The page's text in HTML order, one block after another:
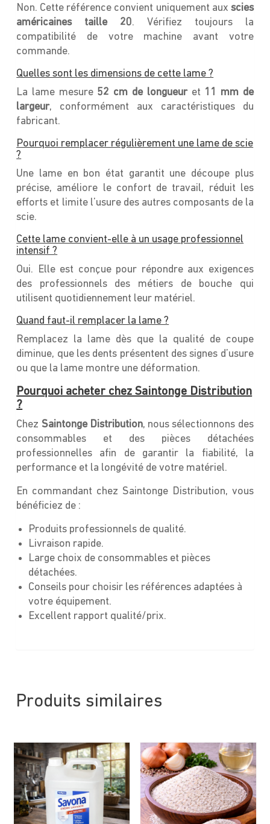
Non. Cette référence convient uniquement aux scies
américaines taille 20. Vérifiez toujours la
compatibilité de votre machine avant votre
commande.
Quelles sont les dimensions de cette lame ?
La lame mesure 52 cm de longueuret 11 mm de
largeur, conformément aux caractéristiques du
fabricant.
Pourquoi remplacer régulièrement une lame de scie
?
Une lame en bon état garantit une découpe plus
précise, améliore le confort de travail, réduit les
efforts et limite l’usure des autres composants de la
scie.
Cette lame convient-elle à un usage professionnel
intensif ?
Oui. Elle est conçue pour répondre aux exigences
des professionnels des métiers de bouche qui
utilisent quotidiennement leur matériel.
Quand faut-il remplacer la lame ?
Remplacez la lame dès que la qualité de coupe
diminue, que les dents présentent des signes d’usure
ou que la lame montre une déformation.
Pourquoi acheter chez Saintonge Distribution
?
Chez Saintonge Distribution, nous sélectionnons des
consommables et des pièces détachées
professionnelles afin de garantir la fiabilité, la
performance et la longévité de votre matériel.
En commandant chez Saintonge Distribution, vous
bénéficiez de :
Produits professionnels de qualité.
Livraison rapide.
Large choix de consommables et pièces
détachées.
Conseils pour choisir les références adaptées à
votre équipement.
Excellent rapport qualité/prix.
Produits similaires